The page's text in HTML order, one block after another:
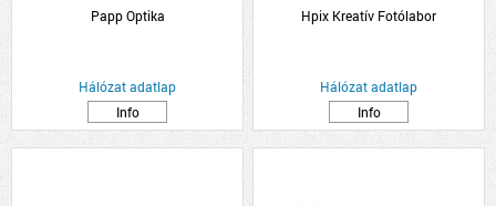
Papp Optika
Hálózat adatlap
Info
Hpix Kreatív Fotólabor
Hálózat adatlap
Info